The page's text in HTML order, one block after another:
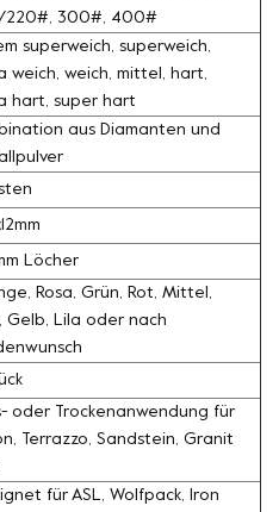
220#, 300#, 400#
superweich, superweich,
weich, weich, mittel, hart,
hart, super hart
aus Diamanten und
Löcher
Rosa, Grün, Rot, Mittel,
Gelb, Lila oder nach
oder Trockenanwendung für
Terrazzo, Sandstein, Granit
für ASL, Wolfpack, Iron